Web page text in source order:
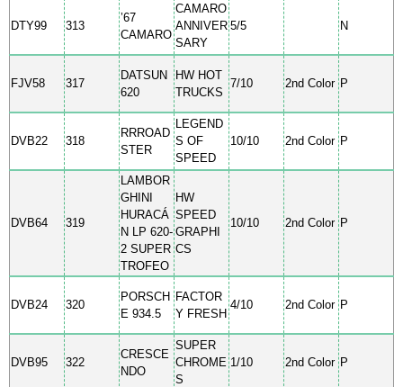
DTY99 313
’67
CAMARO
CAMARO
ANNIVER
SARY
5/5 N
FJV58 317
DATSUN
620
HW HOT
TRUCKS
7/10 2nd Color P
DVB22 318
RRROAD
STER
LEGEND
S OF
SPEED
10/10 2nd Color P
DVB64 319
LAMBOR
GHINI
HURACÁ
N LP 620-
2 SUPER
TROFEO
HW
SPEED
GRAPHI
CS
10/10 2nd Color P
DVB24 320
PORSCH
E 934.5
FACTOR
Y FRESH
4/10 2nd Color P
DVB95 322
CRESCE
NDO
SUPER
CHROME
S
1/10 2nd Color P